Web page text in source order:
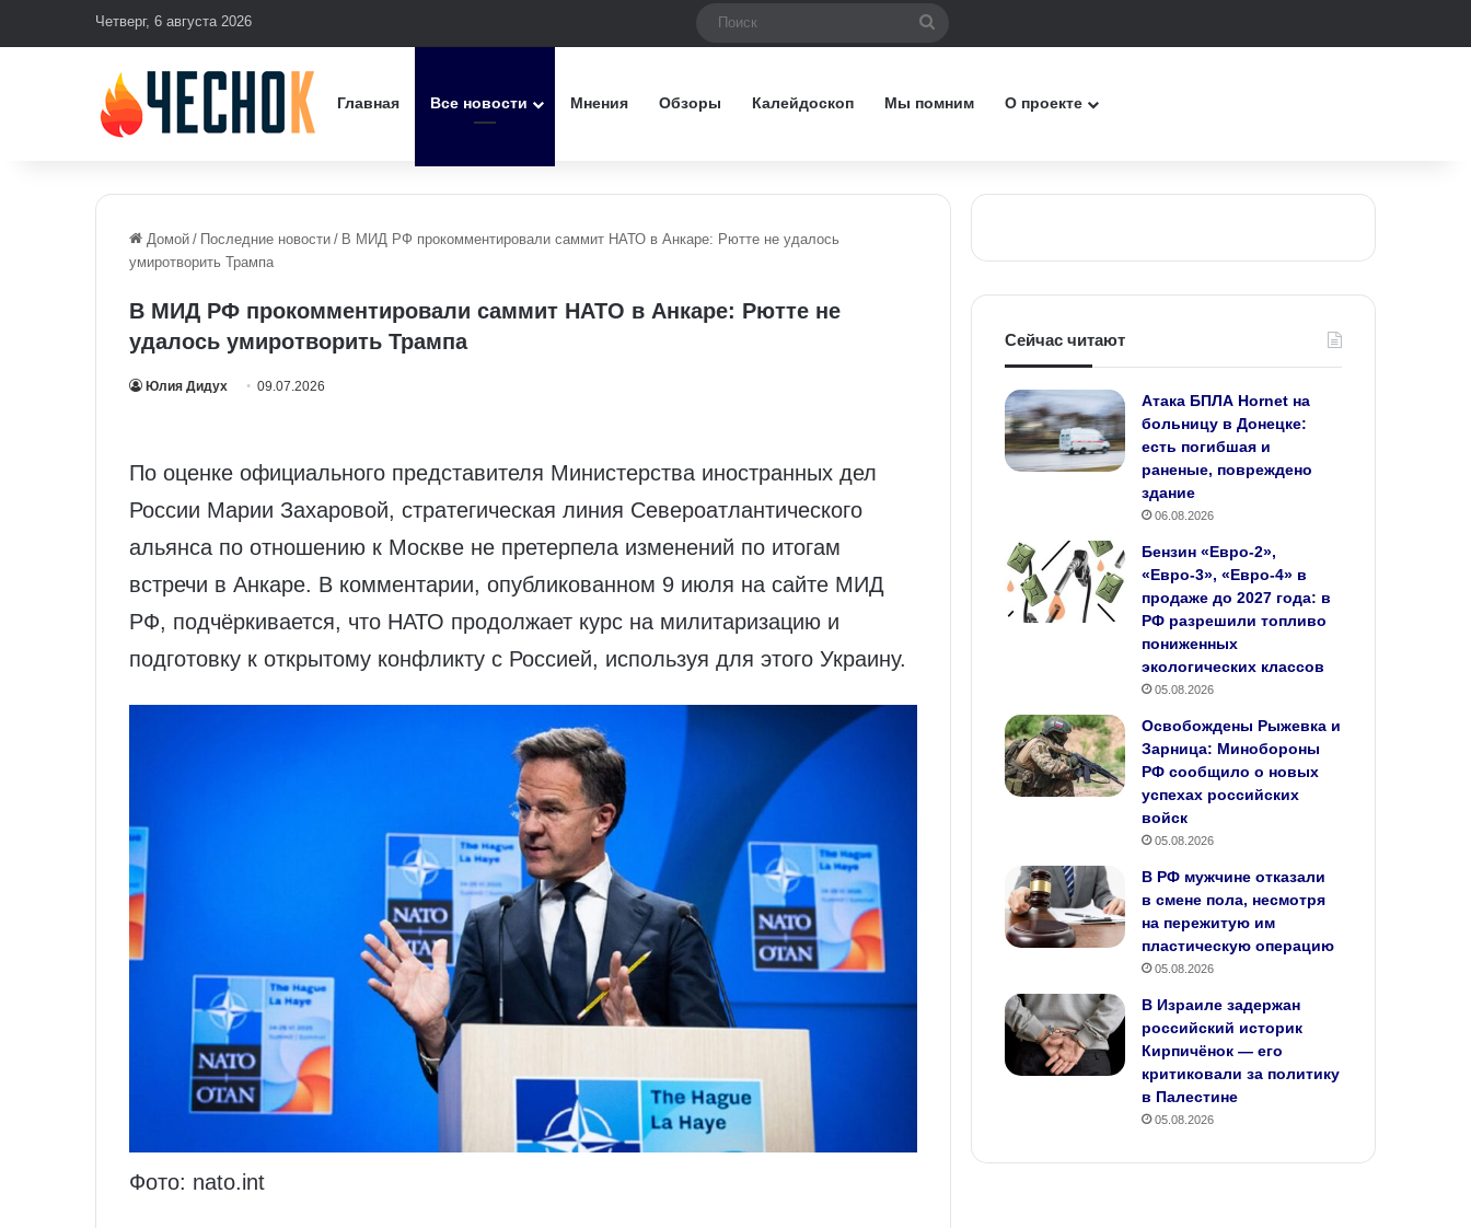
Четверг, 6 августа 2026
Главная Все новости Мнения Обзоры Калейдоскоп Мы помним О проекте
Домой / Последние новости / В МИД РФ прокомментировали саммит НАТО в Анкаре: Рютте не удалось
умиротворить Трампа
В МИД РФ прокомментировали саммит НАТО в Анкаре: Рютте не
удалось умиротворить Трампа
Юлия Дидух 09.07.2026
По оценке официального представителя Министерства иностранных дел
России Марии Захаровой, стратегическая линия Североатлантического
альянса по отношению к Москве не претерпела изменений по итогам
встречи в Анкаре. В комментарии, опубликованном 9 июля на сайте МИД
РФ, подчёркивается, что НАТО продолжает курс на милитаризацию и
подготовку к открытому конфликту с Россией, используя для этого Украину.
Фото: nato.int
Сейчас читают
Атака БПЛА Hornet на
больницу в Донецке:
есть погибшая и
раненые, повреждено
здание
06.08.2026
Бензин «Евро‑2»,
«Евро‑3», «Евро‑4» в
продаже до 2027 года: в
РФ разрешили топливо
пониженных
экологических классов
05.08.2026
Освобождены Рыжевка и
Зарница: Минобороны
РФ сообщило о новых
успехах российских
войск
05.08.2026
В РФ мужчине отказали
в смене пола, несмотря
на пережитую им
пластическую операцию
05.08.2026
В Израиле задержан
российский историк
Кирпичёнок — его
критиковали за политику
в Палестине
05.08.2026